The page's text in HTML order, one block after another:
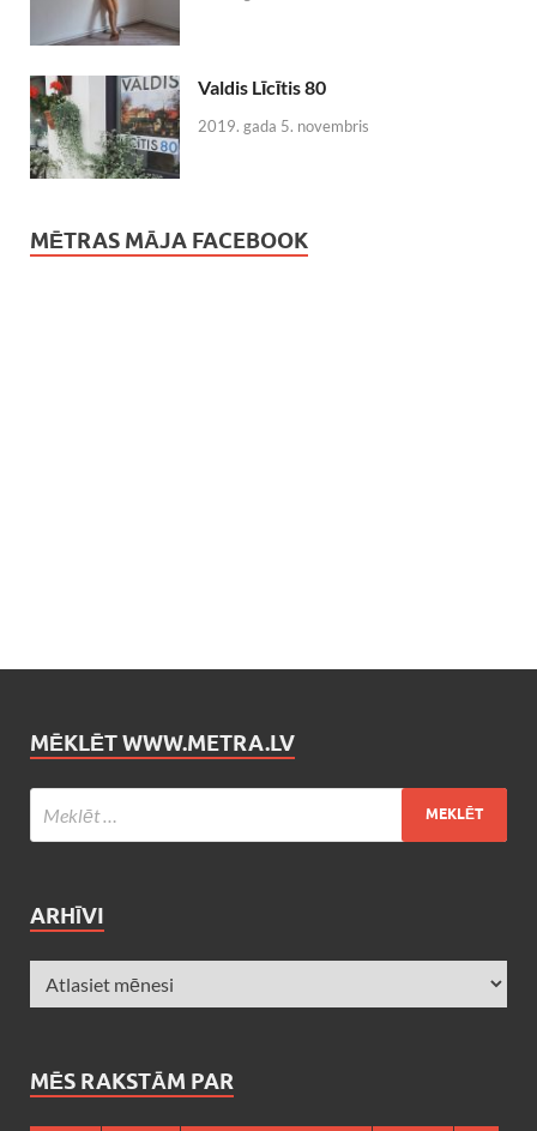
Valdis Līcītis 80
2019. gada 5. novembris
MĒTRAS MĀJA FACEBOOK
MĒKLĒT WWW.METRA.LV
ARHĪVI
MĒS RAKSTĀM PAR